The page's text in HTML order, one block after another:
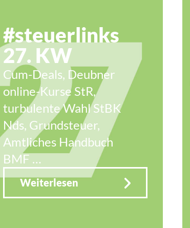
#steuerlinks
27. KW
Cum-Deals, Deubner
online-Kurse StR,
turbulente Wahl StBK
Nds, Grundsteuer,
Amtliches Handbuch
BMF …
Weiterlesen